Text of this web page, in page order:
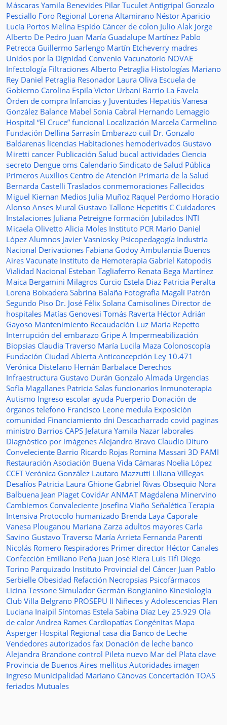
Máscaras Yamila Benevides Pilar Tuculet Antigripal Gonzalo
Pesciallo Foro Regional Lorena Altamirano Néstor Aparicio
Lucía Portos Melina Espido Cáncer de colon Julio Alak Jorge
Alberto De Pedro Juan María Guadalupe Martínez Pablo
Petrecca Guillermo Sarlengo Martín Etcheverry madres
Unidos por la Dignidad Convenio Vacunatorio NOVAE
Infectología Filtraciones Alberto Petraglia Histologías Mariano
Rey Daniel Petraglia Resonador Laura Oliva Escuela de
Gobierno Carolina Espila Victor Urbani Barrio La Favela
Órden de compra Infancias y Juventudes Hepatitis Vanesa
González Balance Mabel Sonia Cabral Hernando Lemaggio
Hospital “El Cruce” funcional Localización Marcela Carmelino
Fundación Delfina Sarrasín Embarazo cuil Dr. Gonzalo
Baldarenas licencias Habitaciones hemoderivados Gustavo
Miretti cancer Publicación Salud bucal actividades Ciencia
secreto Dengue oms Calendario Sindicato de Salud Pública
Primeros Auxilios Centro de Atención Primaria de la Salud
Bernarda Castelli Traslados conmemoraciones Fallecidos
Miguel Kiernan Medios Julia Muñoz Raquel Perdomo Horacio
Alonso Anses Mural Gustavo Tallone Hepetitis C Cuidadores
Instalaciones Juliana Petreigne formación Jubilados INTI
Micaela Olivetto Alicia Moles Instituto PCR Mario Daniel
López Alumnos Javier Vasniosky Psicopedagogía Industria
Nacional Derivaciones Fabiana Godoy Ambulancia Buenos
Aires Vacunate Instituto de Hemoterapia Gabriel Katopodis
Vialidad Nacional Esteban Tagliaferro Renata Bega Martínez
Maica Bergamini Milagros Curcio Estela Diaz Patricia Peralta
Lorena Boixadera Sabrina Balaña Fotografía Magalí Patrón
Segundo Piso Dr. José Félix Solana Camisolines Director de
hospitales Matías Genovesi Tomás Raverta Héctor Adrián
Gayoso Mantenimiento Recaudación Luz María Repetto
Interrupción del embarazo Gripe A Impermeabilización
Biopsias Claudia Traverso María Lucila Maza Colonoscopía
Fundación Ciudad Abierta Anticoncepción Ley 10.471
Verónica Distefano Hernán Barbalace Derechos
Infraestructura Gustavo Durán Gonzalo Almada Urgencias
Sofía Magallanes Patricia Salas funcionarios Inmunoterapia
Autismo Ingreso escolar ayuda Puerperio Donación de
órganos telefono Francisco Leone medula Exposición
comunidad Financiamiento dni Descacharrado covid paginas
ministro Barrios CAPS Jefatura Yamila Nazar laborales
Diagnóstico por imágenes Alejandro Bravo Claudio Dituro
Conveleciente Barrio Ricardo Rojas Romina Massari 3D PAMI
Restauración Asociación Buena Vida Cámaras Noelia López
CCETVerónica González Lautaro Mazzutti Liliana Villegas
Desafíos Patricia Laura Ghione Gabriel Rivas Obsequio Nora
Balbuena Jean Piaget CovidAr ANMAT Magdalena Minervino
Cambiemos Convaleciente Josefina Viaño Señalética Terapia
Intensiva Protocolo humanizado Brenda Laya Caporale
Vanesa Plouganou Mariana Zarza adultos mayores Carla
Savino Gustavo Traverso María Arrieta Fernanda Parenti
Nicolás Romero Respiradores Primer director Héctor Canales
Confección Emiliano Peña Juan José Riera Luis Tifi Diego
Torino Parquizado Instituto Provincial del Cáncer Juan Pablo
Serbielle Obesidad Refacción Necropsias Psicofármacos
Licina Tessone Simulador Germán Bongianino Kinesiología
Club Villa Belgrano PROSEPU II Niñeces y Adolescencias Plan
Luciana Inaipil Síntomas Estela Sabina Díaz Ley 25.929 Ola
de calor Andrea Rames Cardiopatías Congénitas Mapa
Asperger Hospital Regional casa dia Banco de Leche
Vendedores autorizados fax Donación de leche banco
Alejandra Brandone control Pileta nuevo Mar del Plata clave
Provincia de Buenos Aires mellitus Autoridades imagen
Ingreso Municipalidad Mariano Cánovas Concertación TOAS
feriados Mutuales